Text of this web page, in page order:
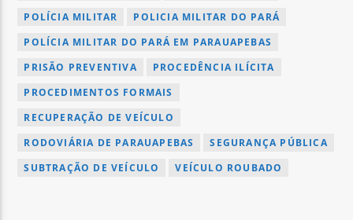
POLÍCIA MILITAR
POLICIA MILITAR DO PARÁ
POLÍCIA MILITAR DO PARÁ EM PARAUAPEBAS
PRISÃO PREVENTIVA
PROCEDÊNCIA ILÍCITA
PROCEDIMENTOS FORMAIS
RECUPERAÇÃO DE VEÍCULO
RODOVIÁRIA DE PARAUAPEBAS
SEGURANÇA PÚBLICA
SUBTRAÇÃO DE VEÍCULO
VEÍCULO ROUBADO